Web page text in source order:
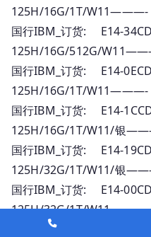
125H/16G/1T/
国行IBM_订货: E14-
125H/16G/512G/
国行IBM_订货: E14-
125H/16G/1T/
国行IBM_订货: E14-
125H/16G/1T/W11/
国行IBM_订货: E14-
125H/32G/1T/W11/
国行IBM_订货: E14-
125H/32G/1T/
国行IBM_订货: E14-